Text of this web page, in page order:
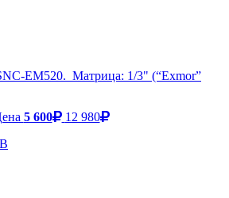
EM520. Матрица: 1/3" (“Exmor”
5 600 12 980